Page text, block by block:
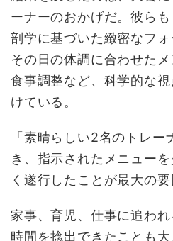
ーナーのおかげだ。彼ら
剖学に基づいた緻密なフォ
その日の体調に合わせた
食事調整など、科学的な
けている。
「素晴らしい2名のトレ
き、指示されたメニュー
く遂行したことが最大の要
家事、育児、仕事に追わ
時間を捻出できたことも